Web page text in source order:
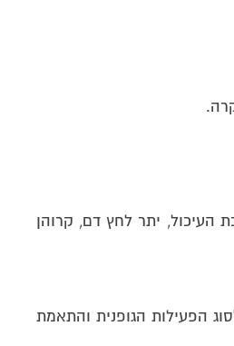
העיכול, יתר לחץ דם, קרוהן
הפעילות הגופנית והתאמת